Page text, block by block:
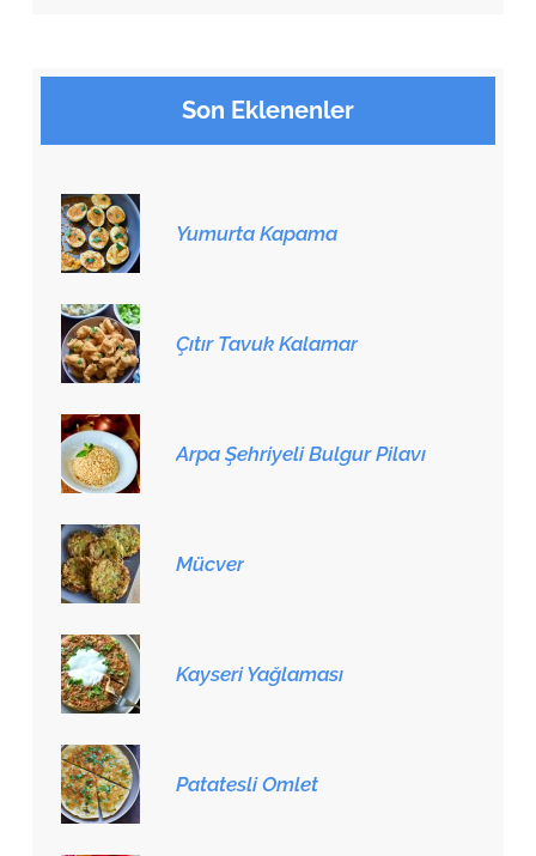
Son Eklenenler
Yumurta Kapama
Çıtır Tavuk Kalamar
Arpa Şehriyeli Bulgur Pilavı
Mücver
Kayseri Yağlaması
Patatesli Omlet